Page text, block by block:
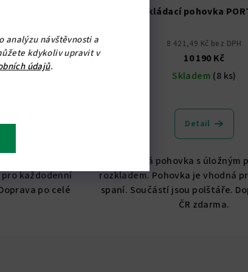
analýzu návštěvnosti a
kdykoliv upravit v
údajů.
každodenní
po celé
rozkládací pohovka
8 421,49 Kč bez DPH
10 190 Kč
Skladem (8 ks)
Detail
Praktická pohovka s úložným
rozkladem. Pohovka je vhodná
spaní. Součástí jsou polštáře.
ČR zdarma.